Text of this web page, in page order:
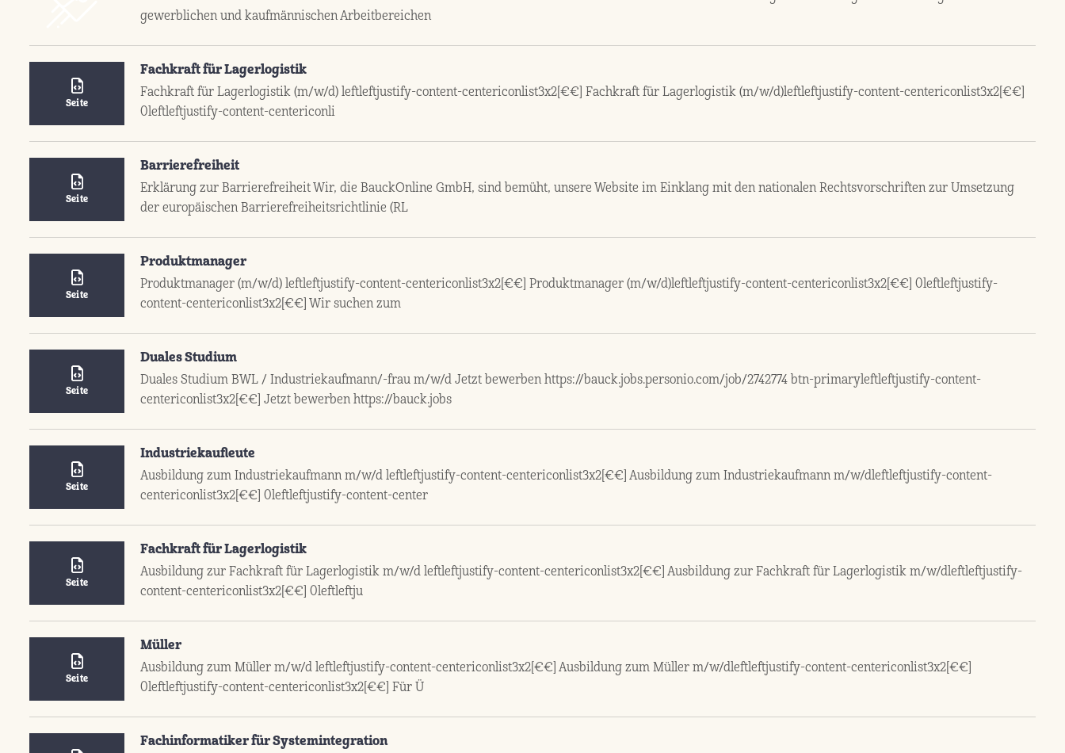
gewerblichen und kaufmännischen Arbeitbereichen
Seite
Fachkraft für Lagerlogistik
Fachkraft für Lagerlogistik (m/w/d) leftleftjustify-content-centericonlist3x2[€€] Fachkraft für Lagerlogistik (m/w/d)leftleftjustify-content-centericonlist3x2[€€]
0leftleftjustify-content-centericonli
Seite
Barrierefreiheit
Erklärung zur Barrierefreiheit Wir, die BauckOnline GmbH, sind bemüht, unsere Website im Einklang mit den nationalen Rechtsvorschriften zur Umsetzung
der europäischen Barrierefreiheitsrichtlinie (RL
Seite
Produktmanager
Produktmanager (m/w/d) leftleftjustify-content-centericonlist3x2[€€] Produktmanager (m/w/d)leftleftjustify-content-centericonlist3x2[€€] 0leftleftjustify-
content-centericonlist3x2[€€] Wir suchen zum
Seite
Duales Studium
Duales Studium BWL / Industriekaufmann/-frau m/w/d Jetzt bewerben https://bauck.jobs.personio.com/job/2742774 btn-primaryleftleftjustify-content-
centericonlist3x2[€€] Jetzt bewerben https://bauck.jobs
Seite
Industriekaufleute
Ausbildung zum Industriekaufmann m/w/d leftleftjustify-content-centericonlist3x2[€€] Ausbildung zum Industriekaufmann m/w/dleftleftjustify-content-
centericonlist3x2[€€] 0leftleftjustify-content-center
Seite
Fachkraft für Lagerlogistik
Ausbildung zur Fachkraft für Lagerlogistik m/w/d leftleftjustify-content-centericonlist3x2[€€] Ausbildung zur Fachkraft für Lagerlogistik m/w/dleftleftjustify-
content-centericonlist3x2[€€] 0leftleftju
Seite
Müller
Ausbildung zum Müller m/w/d leftleftjustify-content-centericonlist3x2[€€] Ausbildung zum Müller m/w/dleftleftjustify-content-centericonlist3x2[€€]
0leftleftjustify-content-centericonlist3x2[€€] Für Ü
Fachinformatiker für Systemintegration